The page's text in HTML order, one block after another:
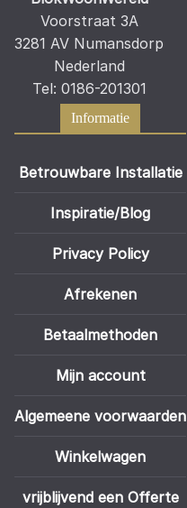
Voorstraat 3A
3281 AV Numansdorp
Nederland
Tel: 0186-201301
Informatie
Betrouwbare Installatie
Inspiratie/Blog
Privacy Policy
Afrekenen
Betaalmethoden
Mijn account
Algemeene voorwaarden
Winkelwagen
vrijblijvend een Offerte